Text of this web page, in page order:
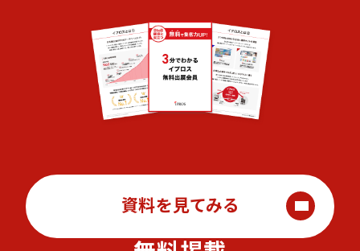
資料を見てみる